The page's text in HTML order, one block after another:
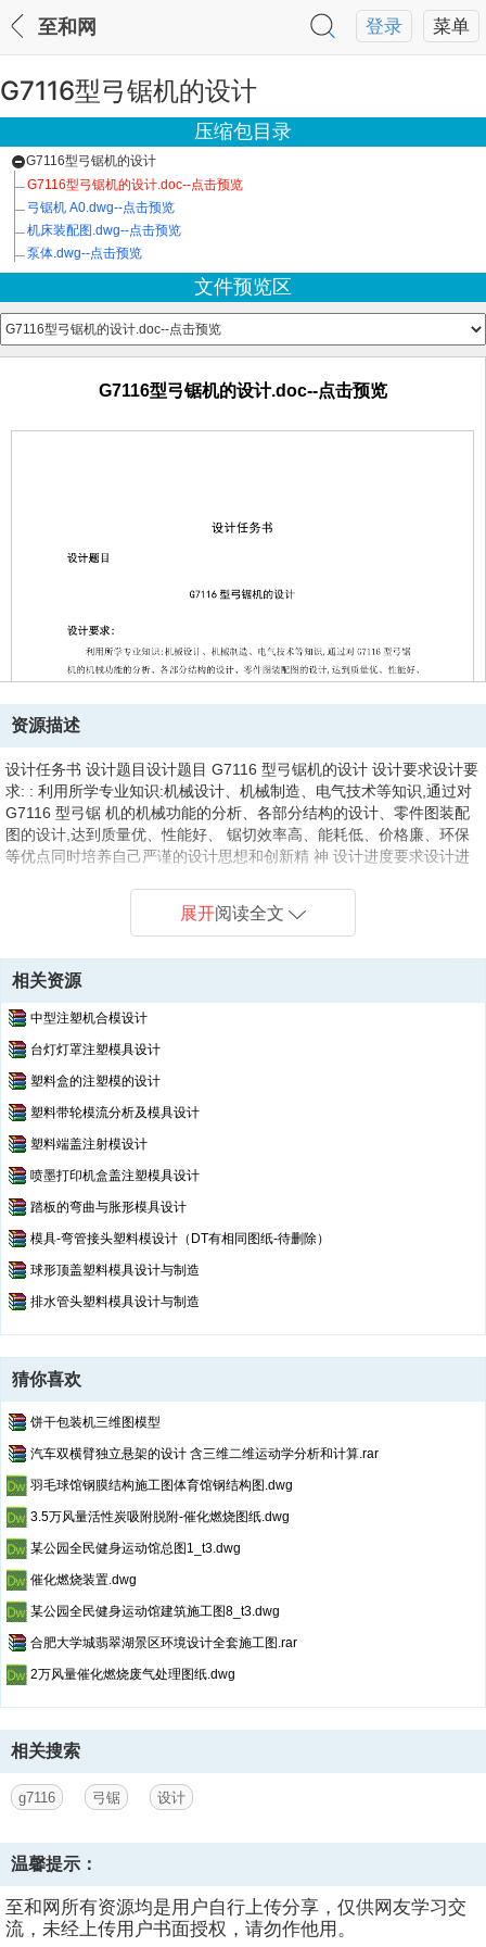
菜单
登录
至和网
G7116型弓锯机的设计
压缩包目录
G7116型弓锯机的设计
G7116型弓锯机的设计.doc--点击预览
弓锯机 A0.dwg--点击预览
机床装配图.dwg--点击预览
泵体.dwg--点击预览
文件预览区
G7116型弓锯机的设计.doc--点击预览
第1页/ 共计38页，预览前20页
资源描述
设计任务书 设计题目设计题目 G7116 型弓锯机的设计 设计要求设计要
求: : 利用所学专业知识:机械设计、机械制造、电气技术等知识,通过对
G7116 型弓锯 机的机械功能的分析、各部分结构的设计、零件图装配
图的设计,达到质量优、性能好、 锯切效率高、能耗低、价格廉、环保
等优点同时培养自己严谨的设计思想和创新精 神 设计进度要求设计进
完成设计。 6.第七周：打印。 7.第八周：答辩。 指导教师（签名）：
材、钢管家具、运动器材、旅游休闲用品、汽车、摩托车、 自行车、童
车、装潢等行业进行大批量生产的最佳设备。在生产力发展方面起着不
可 替代作用。该弓锯机的控制线路采用 Y 系列三相异步交流电动机，
因为，它的效率高、 工作可靠、结构简单、维护方便、价格低。适用于
不易燃、不易爆、无腐蚀性气
展开阅读全文
相关资源
中型注塑机合模设计
台灯灯罩注塑模具设计
塑料盒的注塑模的设计
塑料带轮模流分析及模具设计
塑料端盖注射模设计
喷墨打印机盒盖注塑模具设计
踏板的弯曲与胀形模具设计
模具-弯管接头塑料模设计（DT有相同图纸-待删除）
球形顶盖塑料模具设计与制造
排水管头塑料模具设计与制造
猜你喜欢
饼干包装机三维图模型
汽车双横臂独立悬架的设计 含三维二维运动学分析和计算.rar
羽毛球馆钢膜结构施工图体育馆钢结构图.dwg
3.5万风量活性炭吸附脱附-催化燃烧图纸.dwg
某公园全民健身运动馆总图1_t3.dwg
催化燃烧装置.dwg
某公园全民健身运动馆建筑施工图8_t3.dwg
合肥大学城翡翠湖景区环境设计全套施工图.rar
2万风量催化燃烧废气处理图纸.dwg
相关搜索
g7116 弓锯 设计
温馨提示：
至和网所有资源均是用户自行上传分享，仅供网友学习交
流，未经上传用户书面授权，请勿作他用。